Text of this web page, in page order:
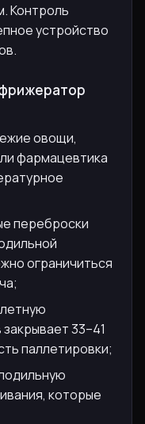
Контроль
устройство
овощи,
фармацевтика
переброски
ограничиться
33–41
паллетировки;
которые